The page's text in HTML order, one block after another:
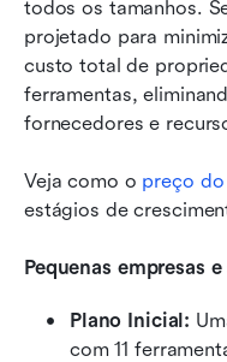
todos os tamanhos.
projetado para
custo total de
ferramentas,
fornecedores e
Veja como o preço do
estágios de
Pequenas empresas
Plano Inicial:
com 11